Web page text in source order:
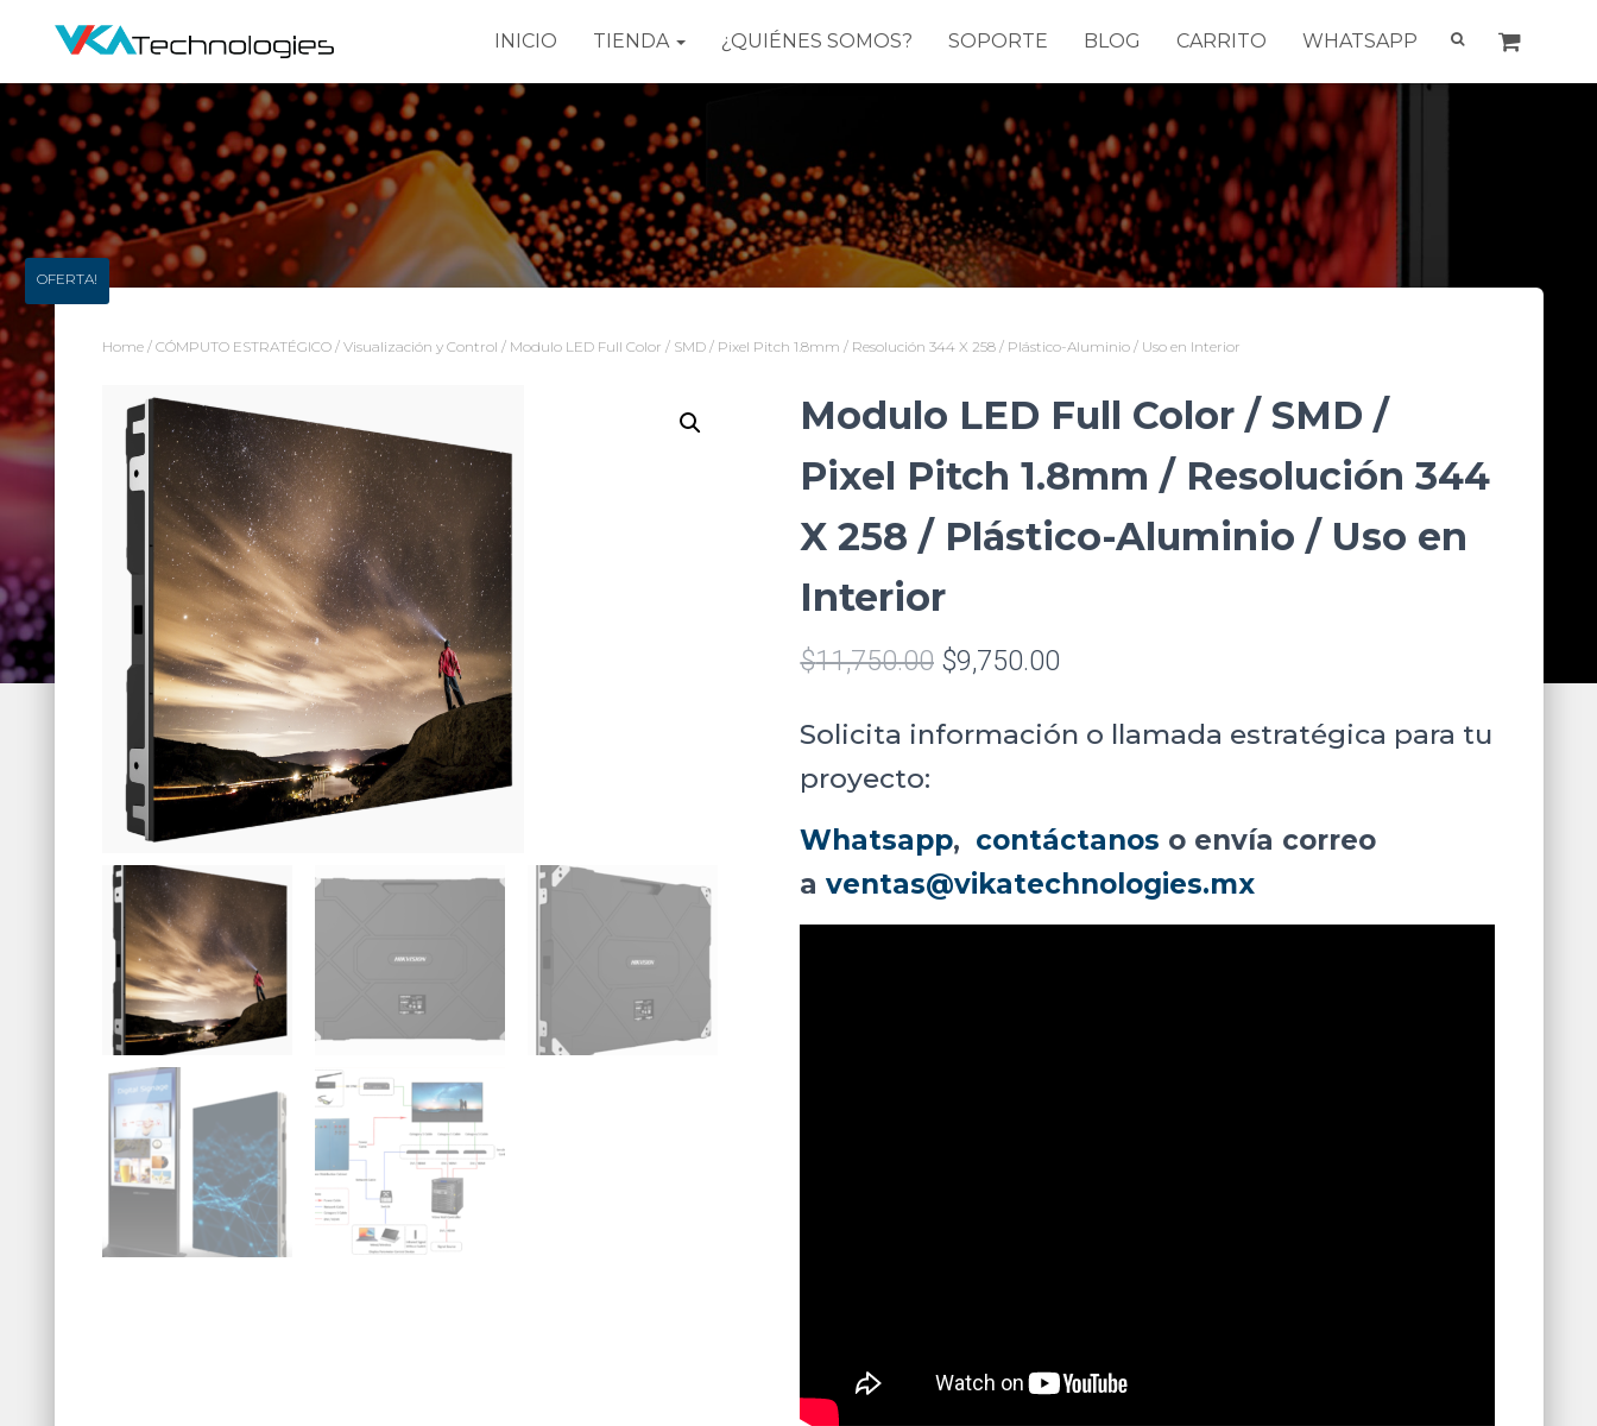
INICIO TIENDA ¿QUIÉNES SOMOS? SOPORTE BLOG CARRITO WHATSAPP
OFERTA!
Home/ CÓMPUTO ESTRATÉGICO/ Visualización y Control / Modulo LED Full Color / SMD / Pixel Pitch 1.8mm / Resolución 344 X 258 / Plástico-Aluminio / Uso en Interior
Modulo LED Full Color / SMD /
Pixel Pitch 1.8mm / Resolución 344
X 258 / Plástico-Aluminio / Uso en
Interior
$11,750.00 $9,750.00
Solicita información o llamada estratégica para tu
proyecto:
Whatsapp, contáctanos o envía correo
aventas@vikatechnologies.mx